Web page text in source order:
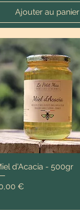
Ajouter au panier
d'Acacia - 500gr
€